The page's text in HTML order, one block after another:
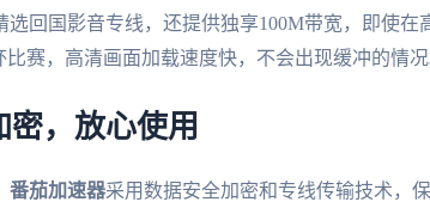
选回国影音专线，还提供独享100M带宽，即使
比赛，高清画面加载速度快，不会出现缓冲的情况
密，放心使用
番茄加速器采用数据安全加密和专线传输技术，